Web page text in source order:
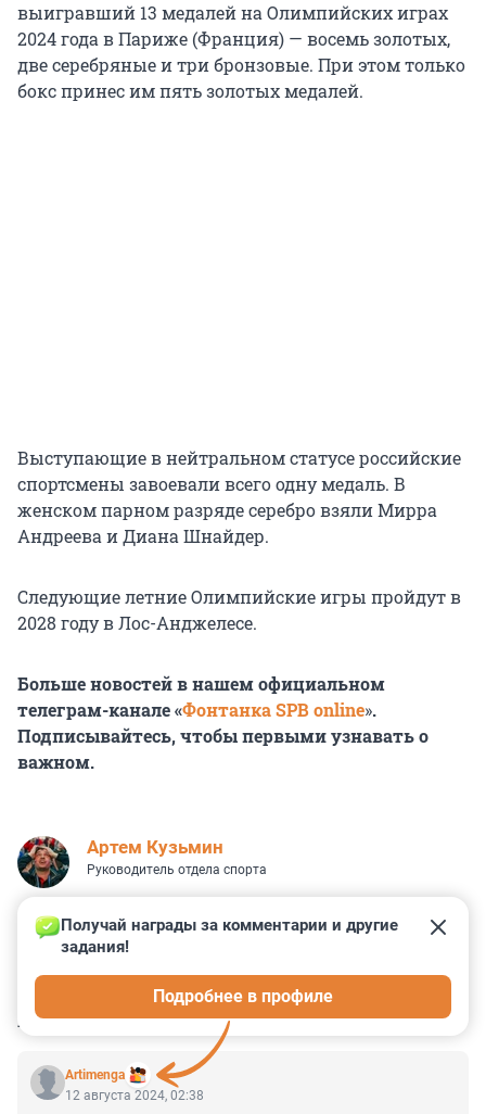
выигравший 13 медалей на Олимпийских играх
2024 года в Париже (Франция) — восемь золотых,
две серебряные и три бронзовые. При этом только
бокс принес им пять золотых медалей.
Выступающие в нейтральном статусе российские
спортсмены завоевали всего одну медаль. В
женском парном разряде серебро взяли Мирра
Андреева и Диана Шнайдер.
Следующие летние Олимпийские игры пройдут в
2028 году в Лос-Анджелесе.
Больше новостей в нашем официальном
телеграм-канале «Фонтанка SPB online».
Подписывайтесь, чтобы первыми узнавать о
важном.
Артем Кузьмин
Руководитель отдела спорта
КОММЕНТАРИИ 37
Artimenga
Получай награды за комментарии и другие
задания!
Подробнее в профиле
12 августа 2024, 02:38